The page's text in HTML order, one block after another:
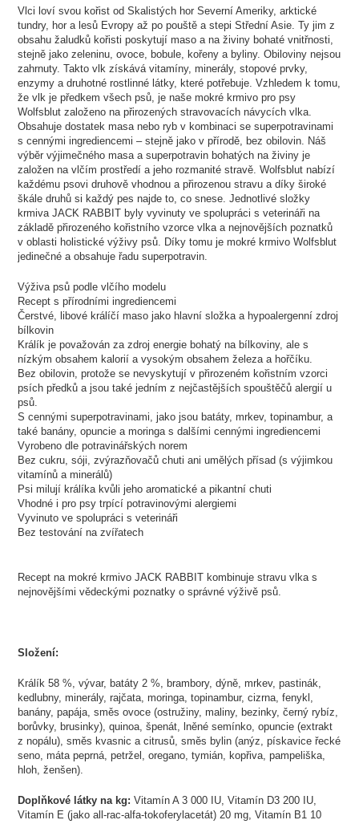
Vlci loví svou kořist od Skalistých hor Severní Ameriky, arktické
tundry, hor a lesů Evropy až po pouště a stepi Střední Asie. Ty jim z
obsahu žaludků kořisti poskytují maso a na živiny bohaté vnitřnosti,
stejně jako zeleninu, ovoce, bobule, kořeny a byliny. Obiloviny nejsou
zahrnuty. Takto vlk získává vitamíny, minerály, stopové prvky,
enzymy a druhotné rostlinné látky, které potřebuje. Vzhledem k tomu,
že vlk je předkem všech psů, je naše mokré krmivo pro psy
Wolfsblut založeno na přirozených stravovacích návycích vlka.
Obsahuje dostatek masa nebo ryb v kombinaci se superpotravinami
s cennými ingrediencemi – stejně jako v přírodě, bez obilovin. Náš
výběr výjimečného masa a superpotravin bohatých na živiny je
založen na vlčím prostředí a jeho rozmanité stravě. Wolfsblut nabízí
každému psovi druhově vhodnou a přirozenou stravu a díky široké
škále druhů si každý pes najde to, co snese. Jednotlivé složky
krmiva JACK RABBIT byly vyvinuty ve spolupráci s veterináři na
základě přirozeného kořistního vzorce vlka a nejnovějších poznatků
v oblasti holistické výživy psů. Díky tomu je mokré krmivo Wolfsblut
jedinečné a obsahuje řadu superpotravin.
Výživa psů podle vlčího modelu
Recept s přírodními ingrediencemi
Čerstvé, libové králíčí maso jako hlavní složka a hypoalergenní zdroj
bílkovin
Králík je považován za zdroj energie bohatý na bílkoviny, ale s
nízkým obsahem kalorií a vysokým obsahem železa a hořčíku.
Bez obilovin, protože se nevyskytují v přirozeném kořistním vzorci
psích předků a jsou také jedním z nejčastějších spouštěčů alergií u
psů.
S cennými superpotravinami, jako jsou batáty, mrkev, topinambur, a
také banány, opuncie a moringa s dalšími cennými ingrediencemi
Vyrobeno dle potravinářských norem
Bez cukru, sóji, zvýrazňovačů chuti ani umělých přísad (s výjimkou
vitamínů a minerálů)
Psi milují králíka kvůli jeho aromatické a pikantní chuti
Vhodné i pro psy trpící potravinovými alergiemi
Vyvinuto ve spolupráci s veterináři
Bez testování na zvířatech
Recept na mokré krmivo JACK RABBIT kombinuje stravu vlka s
nejnovějšími vědeckými poznatky o správné výživě psů.
Složení:
Králík 58 %, vývar, batáty 2 %, brambory, dýně, mrkev, pastinák,
kedlubny, minerály, rajčata, moringa, topinambur, cizrna, fenykl,
banány, papája, směs ovoce (ostružiny, maliny, bezinky, černý rybíz,
borůvky, brusinky), quinoa, špenát, lněné semínko, opuncie (extrakt
z nopálu), směs kvasnic a citrusů, směs bylin (anýz, pískavice řecké
seno, máta peprná, petržel, oregano, tymián, kopřiva, pampeliška,
hloh, ženšen).
Doplňkové látky na kg:Vitamín A 3 000 IU, Vitamín D3 200 IU,
Vitamín E (jako all-rac-alfa-tokoferylacetát) 20 mg, Vitamín B1 10